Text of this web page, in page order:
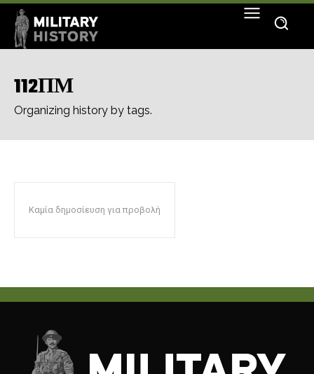
112ΠΜ
Organizing history by tags.
Καμία δημοσίευση για προβολή